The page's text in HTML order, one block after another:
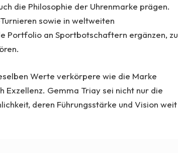
die Philosophie der Uhrenmarke prägen.
sowie in weltweiten
Portfolio an Sportbotschaftern ergänzen, zu
Werte verkörpere wie die Marke
Exzellenz. Gemma Triay sei nicht nur die
deren Führungsstärke und Vision weit